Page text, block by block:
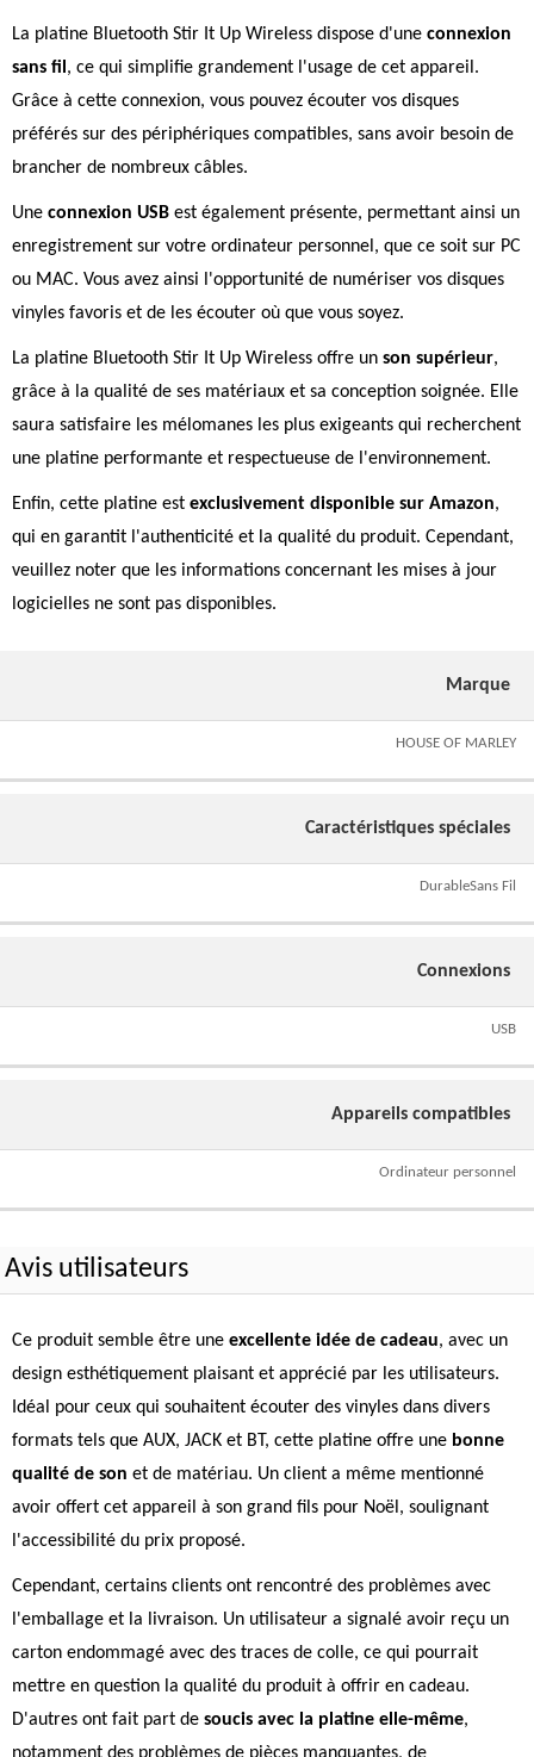
La platine Bluetooth Stir It Up Wireless dispose d'une connexion
sans fil , ce qui simplifie grandement l'usage de cet appareil.
Grâce à cette connexion, vous pouvez écouter vos disques
préférés sur des périphériques compatibles, sans avoir besoin de
brancher de nombreux câbles.
Une connexion USB est également présente, permettant ainsi un
enregistrement sur votre ordinateur personnel, que ce soit sur PC
ou MAC. Vous avez ainsi l'opportunité de numériser vos disques
vinyles favoris et de les écouter où que vous soyez.
La platine Bluetooth Stir It Up Wireless offre un son supérieur,
grâce à la qualité de ses matériaux et sa conception soignée. Elle
saura satisfaire les mélomanes les plus exigeants qui recherchent
une platine performante et respectueuse de l'environnement.
Enfin, cette platine est exclusivement disponible sur Amazon,
qui en garantit l'authenticité et la qualité du produit. Cependant,
veuillez noter que les informations concernant les mises à jour
logicielles ne sont pas disponibles.
Marque
HOUSE OF MARLEY
Caractéristiques spéciales
DurableSans Fil
Connexions
USB
Appareils compatibles
Ordinateur personnel
Avis utilisateurs
Ce produit semble être une excellente idée de cadeau, avec un
design esthétiquement plaisant et apprécié par les utilisateurs.
Idéal pour ceux qui souhaitent écouter des vinyles dans divers
formats tels que AUX, JACK et BT, cette platine offre une bonne
qualité de son et de matériau. Un client a même mentionné
avoir offert cet appareil à son grand fils pour Noël, soulignant
l'accessibilité du prix proposé.
Cependant, certains clients ont rencontré des problèmes avec
l'emballage et la livraison. Un utilisateur a signalé avoir reçu un
carton endommagé avec des traces de colle, ce qui pourrait
mettre en question la qualité du produit à offrir en cadeau.
D'autres ont fait part de soucis avec la platine elle-même,